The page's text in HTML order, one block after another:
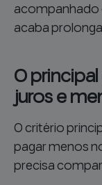
acompanhado
acaba
O
juros e
O critério
pagar menos
precisa